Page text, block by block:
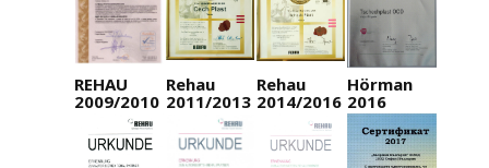
REHAU
2009/2010
Rehau
2011/2013
Rehau
2014/2016
Hörman
2016